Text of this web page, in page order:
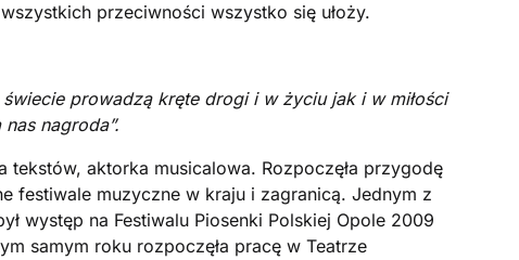
przeciwności wszystko się ułoży.
prowadzą kręte drogi i w życiu jak i w miłości
nagroda”.
aktorka musicalowa. Rozpoczęła przygodę
festiwale muzyczne w kraju i zagranicą. Jednym z
występ na Festiwalu Piosenki Polskiej Opole 2009
samym roku rozpoczęła pracę w Teatrze